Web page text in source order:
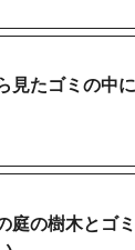
見たゴミの中
庭の樹木とゴ